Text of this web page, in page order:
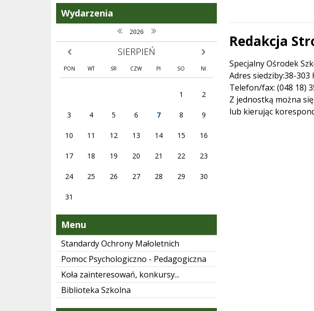
Wydarzenia
poprzedni rok
2026 następny rok
poprzedni miesiąc SIERPIEŃ następny miesiąc
PON WT ŚR CZW PI SO NI
1 2
3 4 5 6 7 8 9
10 11 12 13 14 15 16
17 18 19 20 21 22 23
24 25 26 27 28 29 30
31
Menu
Standardy Ochrony Małoletnich
Pomoc Psychologiczno - Pedagogiczna
Koła zainteresowań, konkursy...
Biblioteka Szkolna
Redakcja
Treść
Specjalny Ośrodek
Adres siedziby:38-303
Telefon/fax: (048 18)
Z jednostką można
lub kierując